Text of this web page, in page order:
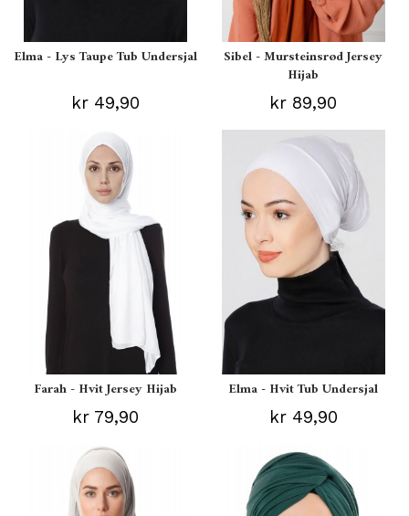
Elma - Lys Taupe Tub Undersjal
kr 49,90
Sibel - Mursteinsrød Jersey
Hijab
kr 89,90
Farah - Hvit Jersey Hijab
kr 79,90
Elma - Hvit Tub Undersjal
kr 49,90